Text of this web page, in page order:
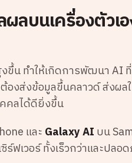
ลบนเครื่องตัวเ
ขึ้น ทำให้เกิดการพัฒนา AI
งส่งข้อมูลขึ้นคลาวด์ ส่งผล
คลได้ดียิ่งขึ้น
และ Galaxy AI บน
ฟเวอร์ ทั้งเร็วกว่าและปลอ